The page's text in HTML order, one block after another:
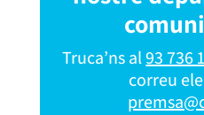
Truca’ns al93 736
correu